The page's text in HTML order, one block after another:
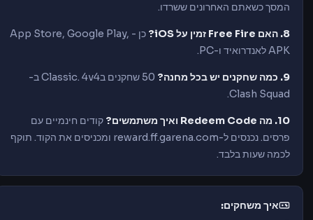
המסך כשאתם האחרונים ששרדו.
8. האם Free Fire זמין על iOS?
כן - App Store, Google Play,
APK לאנדרואיד ו-PC.
9. כמה שחקנים יש בכל מחנה?
50 שחקנים בClassic. 4v4 ב-
Clash Squad.
10. מה Redeem Code ואיך משתמשים?
קודים חינמיים עם
פרסים. נכנסים ל-reward.ff.garena.com ומכניסים את הקוד. תוקף
לכמה שעות בלבד.
איך משחקים: